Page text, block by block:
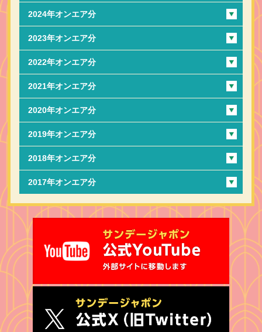
2024年オンエア分
2023年オンエア分
2022年オンエア分
2021年オンエア分
2020年オンエア分
2019年オンエア分
2018年オンエア分
2017年オンエア分